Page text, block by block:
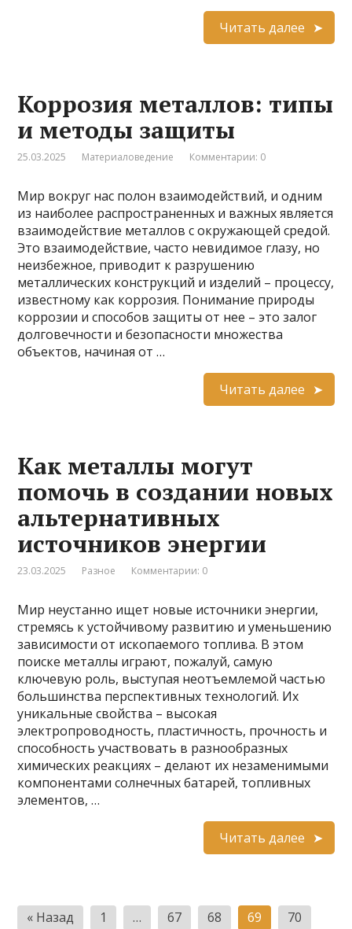
Читать далее
Коррозия металлов: типы
и методы защиты
25.03.2025 Материаловедение Комментарии: 0
Мир вокруг нас полон взаимодействий, и одним
из наиболее распространенных и важных является
взаимодействие металлов с окружающей средой.
Это взаимодействие, часто невидимое глазу, но
неизбежное, приводит к разрушению
металлических конструкций и изделий – процессу,
известному как коррозия. Понимание природы
коррозии и способов защиты от нее – это залог
долговечности и безопасности множества
объектов, начиная от …
Читать далее
Как металлы могут
помочь в создании новых
альтернативных
источников энергии
23.03.2025 Разное Комментарии: 0
Мир неустанно ищет новые источники энергии,
стремясь к устойчивому развитию и уменьшению
зависимости от ископаемого топлива. В этом
поиске металлы играют, пожалуй, самую
ключевую роль, выступая неотъемлемой частью
большинства перспективных технологий. Их
уникальные свойства – высокая
электропроводность, пластичность, прочность и
способность участвовать в разнообразных
химических реакциях – делают их незаменимыми
компонентами солнечных батарей, топливных
элементов, …
Читать далее
Пагинация
« Назад 1 … 67 68 69 70